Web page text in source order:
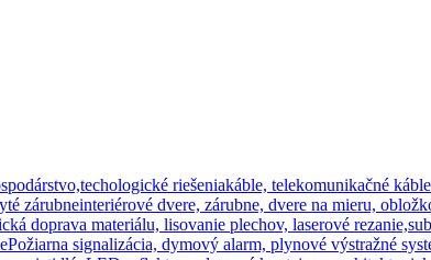
riešeniakáble, telekomunikačné káble
zárubneinteriérové dvere, zárubne, dvere na mieru,
doprava materiálu, lisovanie plechov, laserové rezanie,
Požiarna signalizácia, dymový alarm, plynové výstražné